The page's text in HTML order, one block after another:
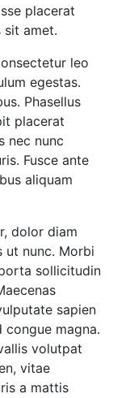
placerat
sit amet.
leo
egestas.
Phasellus
placerat
nec nunc
Fusce ante
aliquam
dolor diam
ut nunc. Morbi
sollicitudin
sapien
congue magna.
volutpat
vitae
a mattis